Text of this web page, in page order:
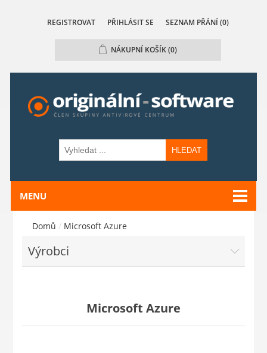
REGISTROVAT PŘIHLÁSIT SE SEZNAM PŘÁNÍ (0)
NÁKUPNÍ KOŠÍK(0)
HLEDAT
MENU
Domů / Microsoft Azure
Výrobci
Microsoft Azure